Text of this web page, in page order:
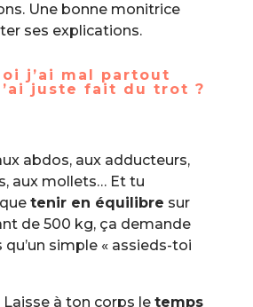
Une bonne monitrice
ses explications.
j’ai mal partout
juste fait du trot ?
abdos, aux adducteurs,
aux mollets… Et tu
tenir en équilibre sur
de 500 kg, ça demande
qu’un simple « assieds-toi
à ton corps le temps